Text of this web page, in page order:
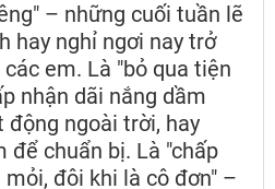
– những cuối tuần lẽ
hay nghỉ ngơi nay trở
em. Là "bỏ qua tiện
nhận dãi nắng dầm
ngoài trời, hay
để chuẩn bị. Là "chấp
đôi khi là cô đơn" –